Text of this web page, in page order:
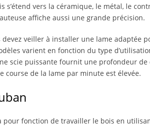
s’étend vers la céramique, le métal, le
affiche aussi une grande précision.
devez veiller à installer une lame adaptée
varient en fonction du type
scie puissante fournit une profondeur de
course de la lame par minute est élevée.
pour fonction de travailler le bois en